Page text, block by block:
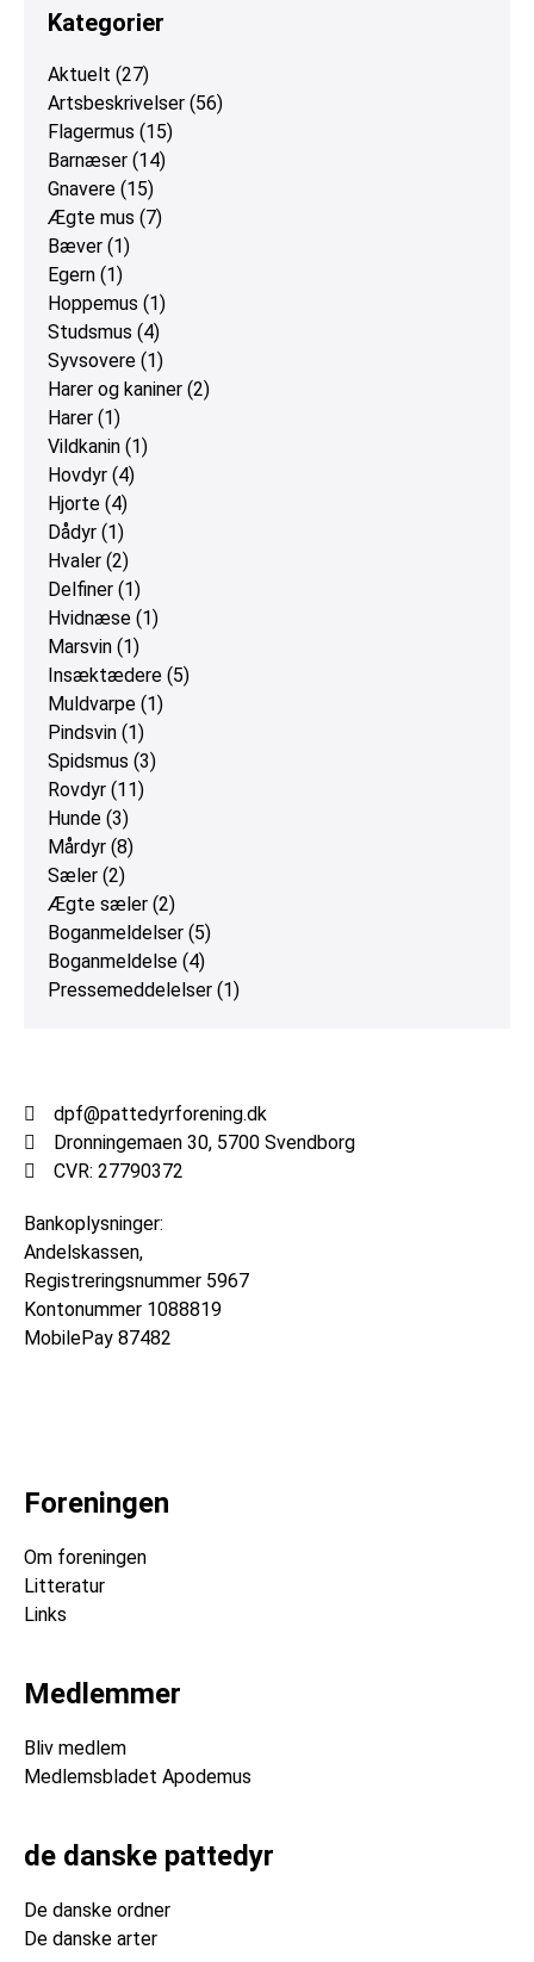
Kategorier
Aktuelt (27)
Artsbeskrivelser (56)
Flagermus (15)
Barnæser (14)
Gnavere (15)
Ægte mus (7)
Bæver (1)
Egern (1)
Hoppemus (1)
Studsmus (4)
Syvsovere (1)
Harer og kaniner (2)
Harer (1)
Vildkanin (1)
Hovdyr (4)
Hjorte (4)
Dådyr (1)
Hvaler (2)
Delfiner (1)
Hvidnæse (1)
Marsvin (1)
Insæktædere (5)
Muldvarpe (1)
Pindsvin (1)
Spidsmus (3)
Rovdyr (11)
Hunde (3)
Mårdyr (8)
Sæler (2)
Ægte sæler (2)
Boganmeldelser (5)
Boganmeldelse (4)
Pressemeddelelser (1)
dpf@pattedyrforening.dk
Dronningemaen 30, 5700 Svendborg
CVR: 27790372
Bankoplysninger:
Andelskassen,
Registreringsnummer 5967
Kontonummer 1088819
MobilePay 87482
Foreningen
Om foreningen
Litteratur
Links
Medlemmer
Bliv medlem
Medlemsbladet Apodemus
de danske pattedyr
De danske ordner
De danske arter